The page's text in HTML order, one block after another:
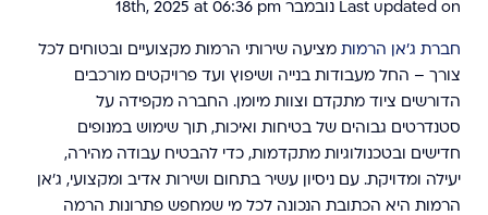
Last updated on נובמבר 18th, 2025 at 06:36 pm
חברת ג'אן הרמות מציעה שירותי הרמות מקצועיים ובטוחים לכל
צורך – החל מעבודות בנייה ושיפוץ ועד פרויקטים מורכבים
הדורשים ציוד מתקדם וצוות מיומן. החברה מקפידה על
סטנדרטים גבוהים של בטיחות ואיכות, תוך שימוש במנופים
חדישים ובטכנולוגיות מתקדמות, כדי להבטיח עבודה מהירה,
יעילה ומדויקת. עם ניסיון עשיר בתחום ושירות אדיב ומקצועי, ג'אן
הרמות היא הכתובת הנכונה לכל מי שמחפש פתרונות הרמה